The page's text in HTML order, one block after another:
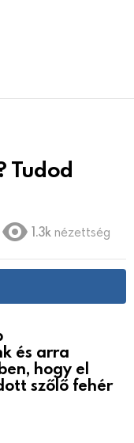
Tudod
1.3k nézettség
és arra
hogy el
szőlő fehér